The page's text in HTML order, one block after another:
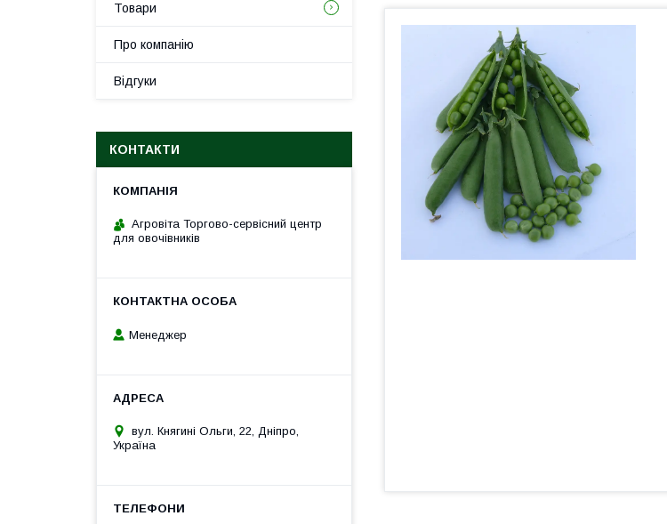
Товари
Про компанію
Відгуки
КОНТАКТИ
Агровіта Торгово-сервісний центр
для овочівників
Менеджер
вул. Княгині Ольги, 22, Дніпро,
Україна